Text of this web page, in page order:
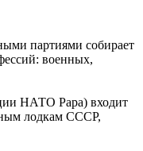
партиями собирает
военных,
НАТО Papa) входит
лодкам СССР,